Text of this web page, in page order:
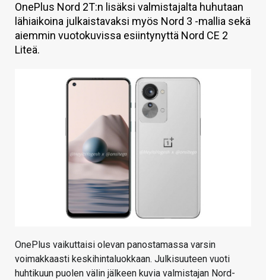
KAUPPA
VAIHDA TEEMA
OnePlus Nord 2T:n lisäksi valmistajalta huhutaan
lähiaikoina julkaistavaksi myös Nord 3 -mallia sekä
aiemmin vuotokuvissa esiintynyttä Nord CE 2
Liteä.
OnePlus vaikuttaisi olevan panostamassa varsin
voimakkaasti keskihintaluokkaan. Julkisuuteen vuoti
huhtikuun puolen välin jälkeen kuvia valmistajan Nord-